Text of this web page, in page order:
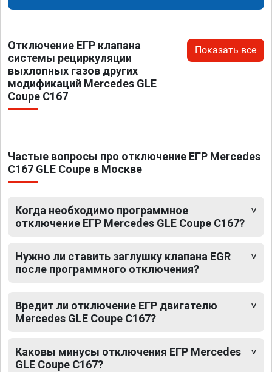
Отключение ЕГР клапана
системы рециркуляции
выхлопных газов других
модификаций Mercedes GLE
Coupe C167
Показать все
Частые вопросы про отключение ЕГР Mercedes
C167 GLE Coupe в Москве
Когда необходимо программное
отключение ЕГР Mercedes GLE Coupe C167?
Нужно ли ставить заглушку клапана EGR
после программного отключения?
Вредит ли отключение ЕГР двигателю
Mercedes GLE Coupe C167?
Каковы минусы отключения ЕГР Mercedes
GLE Coupe C167?